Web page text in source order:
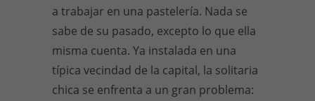
a trabajar en una pastelería. Nada se
sabe de su pasado, excepto lo que ella
misma cuenta. Ya instalada en una
típica vecindad de la capital, la solitaria
chica se enfrenta a un gran problema: